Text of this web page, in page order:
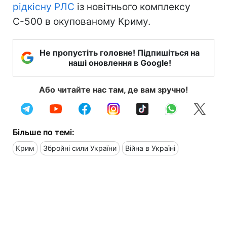
рідкісну РЛС із новітнього комплексу
С-500 в окупованому Криму.
Не пропустіть головне! Підпишіться на
наші оновлення в Google!
Або читайте нас там, де вам зручно!
Більше по темі:
Крим Збройні сили України Війна в Україні